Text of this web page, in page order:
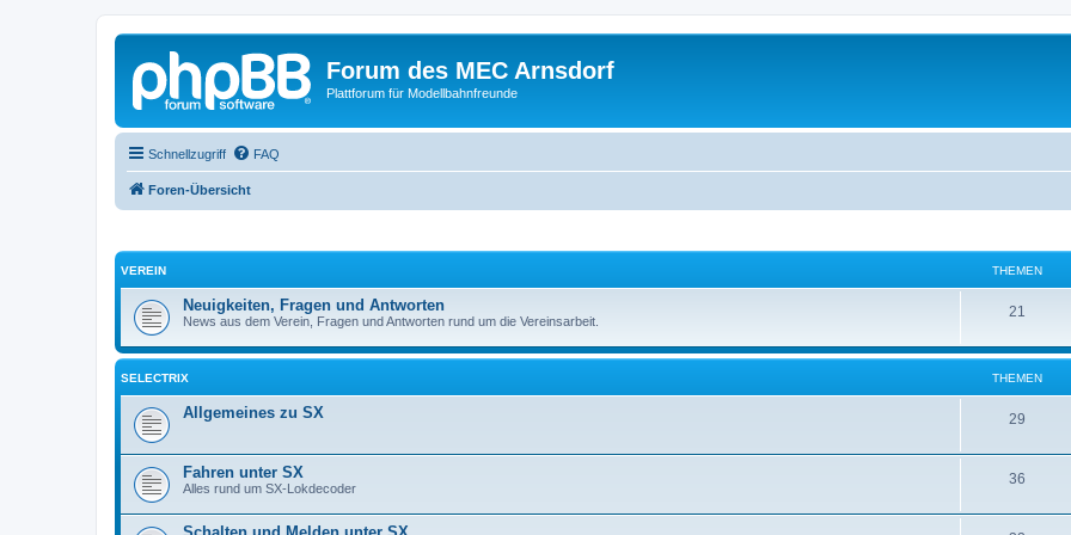
Forum des MEC Arnsdorf
Plattforum für Modellbahnfreunde
Schnellzugriff FAQ
Foren-Übersicht
VEREIN THEMEN
Neuigkeiten, Fragen und Antworten
News aus dem Verein, Fragen und Antworten rund um die Vereinsarbeit.
21
SELECTRIX THEMEN
Allgemeines zu SX 29
Fahren unter SX
Alles rund um SX-Lokdecoder
36